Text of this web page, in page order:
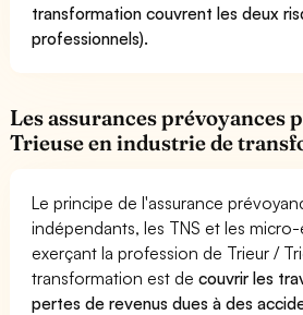
transformation couvrent les deux
professionnels).
Les assurances prévoyances
Trieuse en industrie de
Le principe de l'assurance
indépendants, les TNS et les
exerçant la profession de Trieur /
transformation est decouvrir les
pertes de revenus dues à des